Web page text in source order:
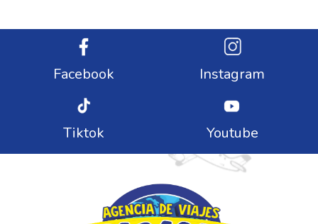
Facebook Instagram
Tiktok Youtube